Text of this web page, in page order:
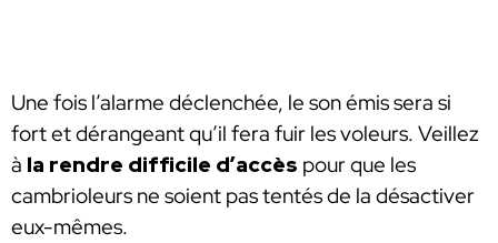
Une fois l’alarme déclenchée, le son émis sera si
fort et dérangeant qu’il fera fuir les voleurs. Veillez
à la rendre difficile d’accès pour que les
cambrioleurs ne soient pas tentés de la désactiver
eux-mêmes.